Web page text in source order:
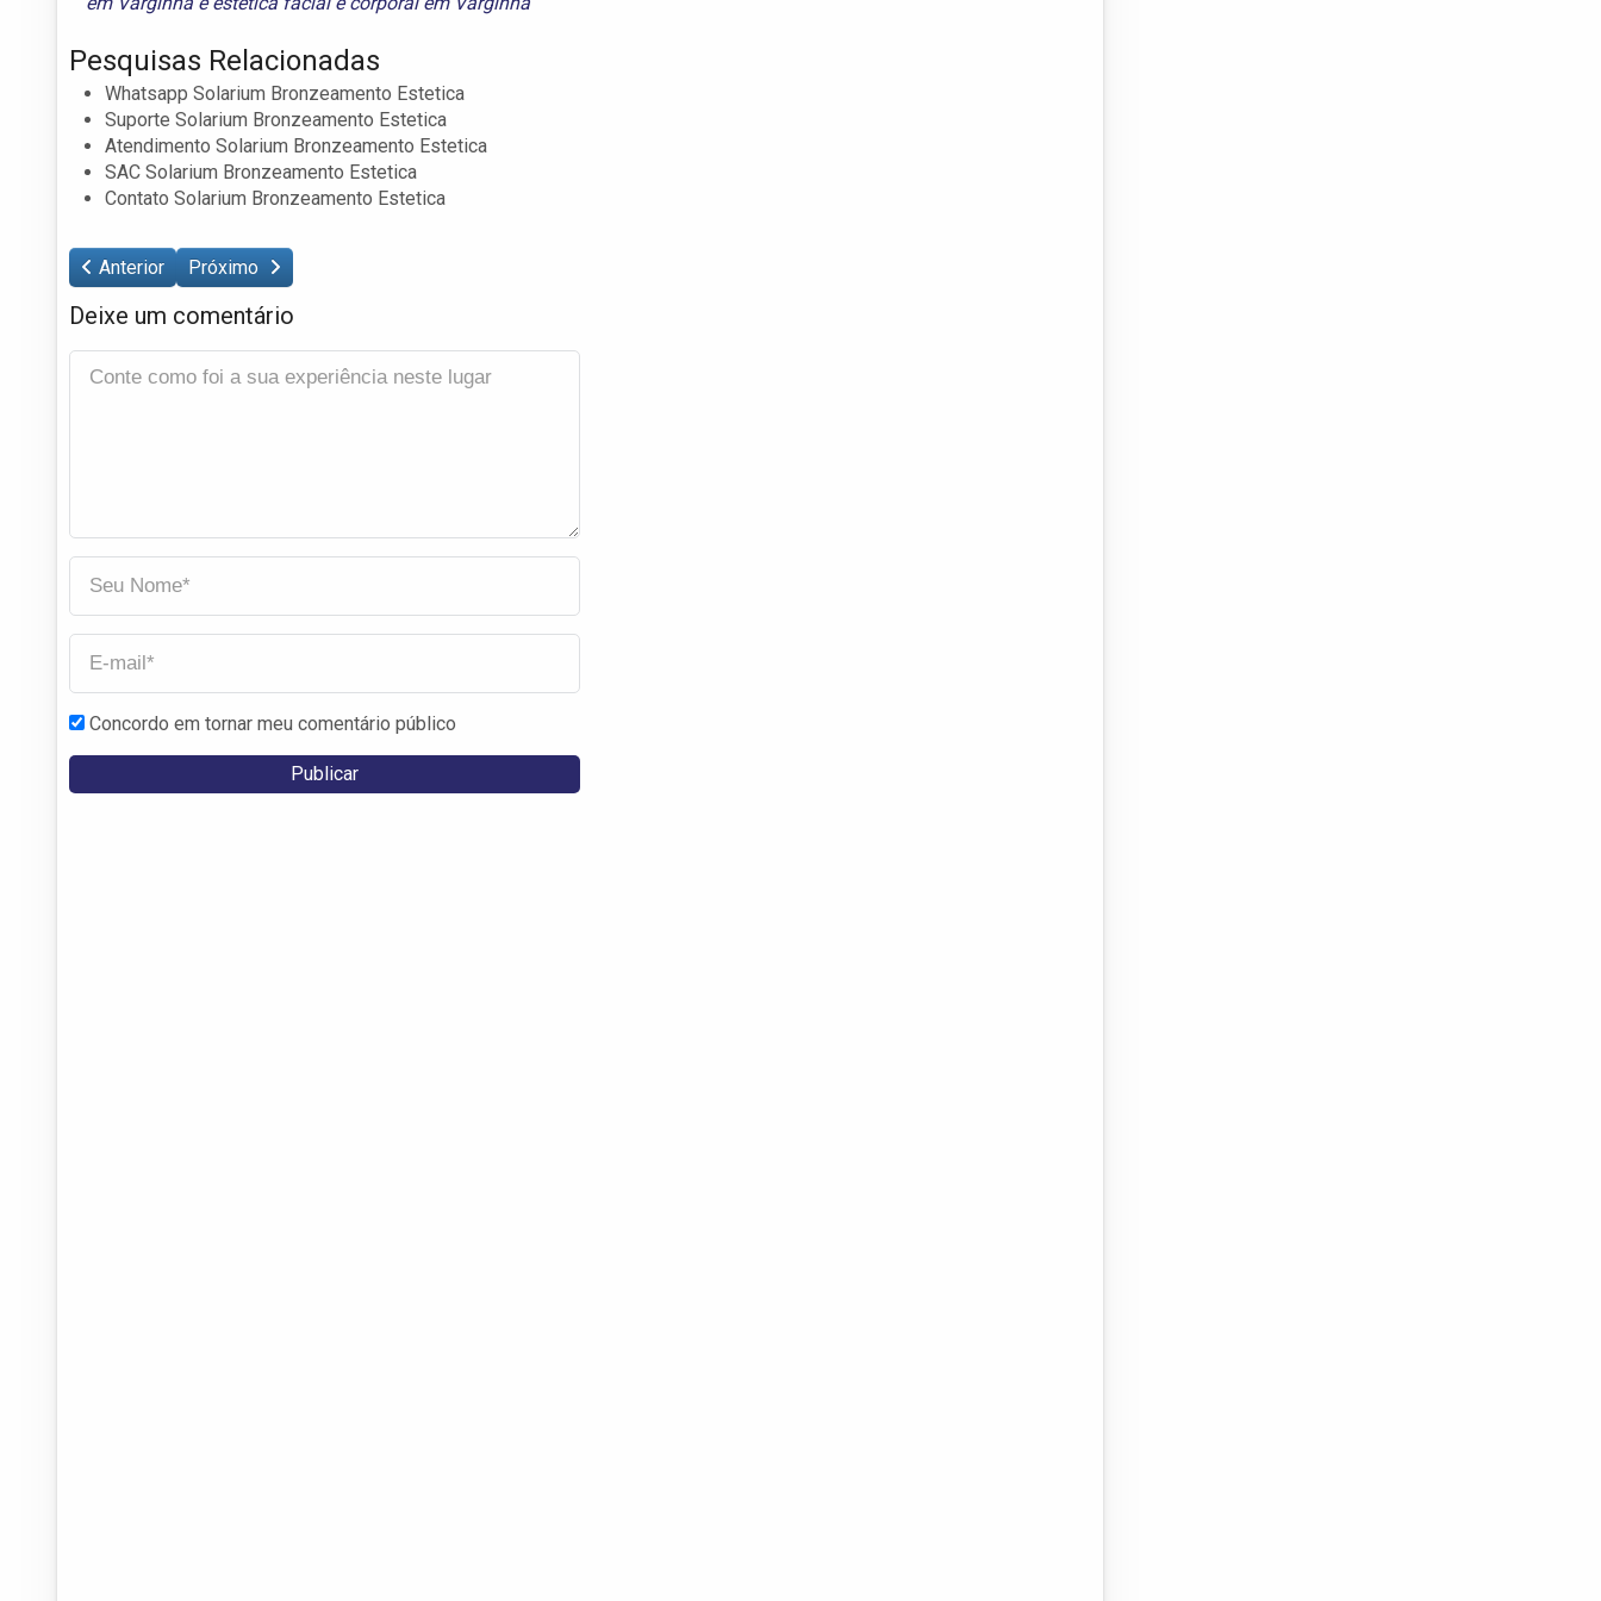
Pesquisas Relacionadas
Whatsapp Solarium Bronzeamento Estetica
Suporte Solarium Bronzeamento Estetica
Atendimento Solarium Bronzeamento Estetica
SAC Solarium Bronzeamento Estetica
Contato Solarium Bronzeamento Estetica
Anterior Próximo
Deixe um comentário
Concordo em tornar meu comentário público